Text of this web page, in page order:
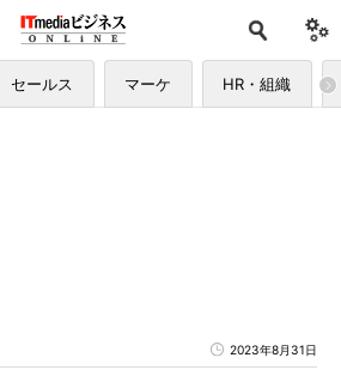
セールス マーケ HR・組織
2023年8月31日